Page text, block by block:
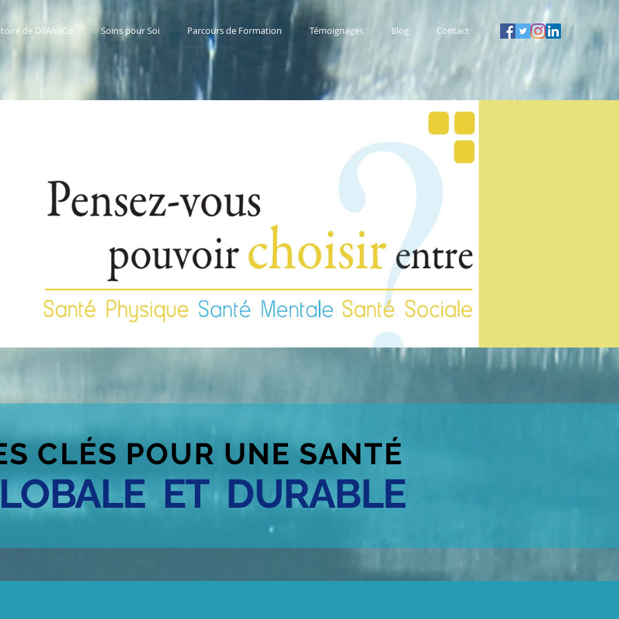
de DifAndCo Soins pour Soi Parcours de Formation Témoignages Blog Contact
CLÉS POUR UNE SANTÉ
ET DURABLE